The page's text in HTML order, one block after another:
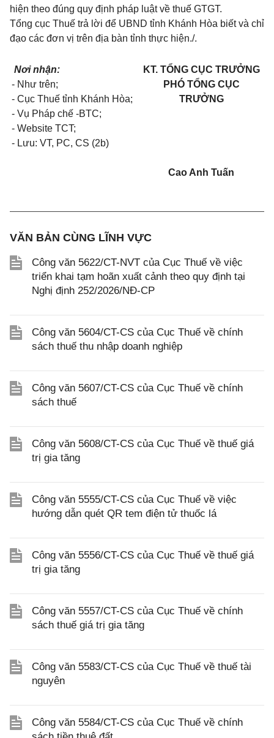
hiện theo đúng quy định pháp luật về thuế GTGT.
Tổng cục Thuế trả lời để UBND tỉnh Khánh Hòa biết và chỉ
đạo các đơn vị trên địa bàn tỉnh thực hiện./.
Nơi nhận:
- Như trên;
- Cục Thuế tỉnh Khánh Hòa;
- Vụ Pháp chế -BTC;
- Website TCT;
- Lưu: VT, PC, CS (2b)
KT. TỔNG CỤC TRƯỞNG
PHÓ TỔNG CỤC
TRƯỞNG
Cao Anh Tuấn
VĂN BẢN CÙNG LĨNH VỰC
Công văn 5622/CT-NVT của Cục Thuế về việc
triển khai tạm hoãn xuất cảnh theo quy định tại
Nghị định 252/2026/NĐ-CP
Công văn 5604/CT-CS của Cục Thuế về chính
sách thuế thu nhập doanh nghiệp
Công văn 5607/CT-CS của Cục Thuế về chính
sách thuế
Công văn 5608/CT-CS của Cục Thuế về thuế giá
trị gia tăng
Công văn 5555/CT-CS của Cục Thuế về việc
hướng dẫn quét QR tem điện tử thuốc lá
Công văn 5556/CT-CS của Cục Thuế về thuế giá
trị gia tăng
Công văn 5557/CT-CS của Cục Thuế về chính
sách thuế giá trị gia tăng
Công văn 5583/CT-CS của Cục Thuế về thuế tài
nguyên
Công văn 5584/CT-CS của Cục Thuế về chính